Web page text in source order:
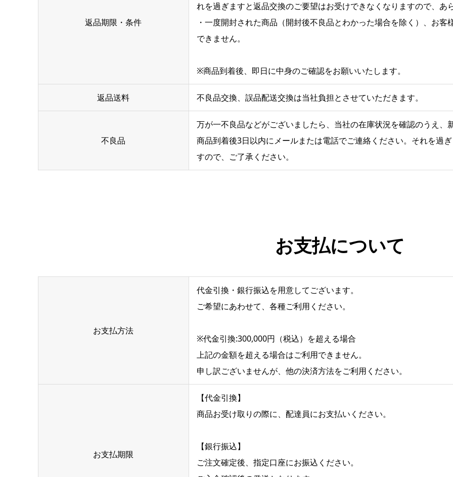
返品期限・条件
れを過ぎますと返品交換のご要望はお受けできなくなりますので、あ
・一度開封された商品（開封後不良品とわかった場合を除く）、お
できません。
※商品到着後、即日に中身のご確認をお願いいたします。
返品送料 不良品交換、誤品配送交換は当社負担とさせていただきます。
不良品
万が一不良品などがございましたら、当社の在庫状況を確認のうえ、
商品到着後3日以内にメールまたは電話でご連絡ください。それを過
すので、ご了承ください。
お支払について
お支払方法
代金引換・銀行振込を用意してございます。
ご希望にあわせて、各種ご利用ください。
※代金引換:300,000円（税込）を超える場合
上記の金額を超える場合はご利用できません。
申し訳ございませんが、他の決済方法をご利用ください。
お支払期限
【代金引換】
商品お受け取りの際に、配達員にお支払いください。
【銀行振込】
ご注文確定後、指定口座にお振込ください。